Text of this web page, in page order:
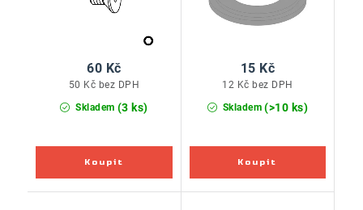
Skladem (3 ks)
50 Kč bez DPH
60 Kč
Skladem (>10 ks)
12 Kč bez DPH
15 Kč